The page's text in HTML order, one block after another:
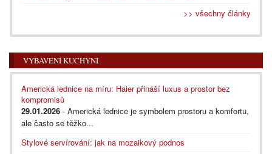
>> všechny články
VYBAVENÍ KUCHYNÍ
Americká lednice na míru: Haier přináší luxus a prostor bez
kompromisů
29.01.2026 - Americká lednice je symbolem prostoru a komfortu,
ale často se těžko...
Stylové servírování: jak na mozaikový podnos